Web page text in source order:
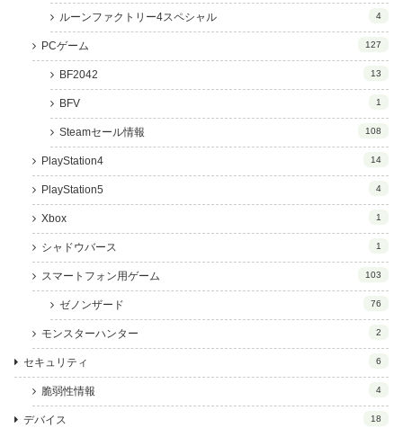
ルーンファクトリー4スペシャル 4
PCゲーム 127
BF2042 13
BFV 1
Steamセール情報 108
PlayStation4 14
PlayStation5 4
Xbox 1
シャドウバース 1
スマートフォン用ゲーム 103
ゼノンザード 76
モンスターハンター 2
セキュリティ 6
脆弱性情報 4
デバイス 18